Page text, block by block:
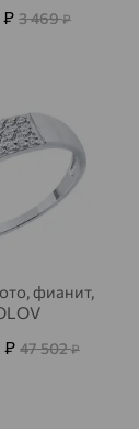
₽ 3 469₽
фианит,
₽ 47 502₽
Александровское, Ставропольский край